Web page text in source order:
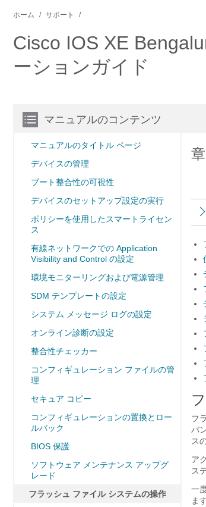
ホーム サポート
Cisco IOS XE
ーションガイド
マニュアルのコンテンツ
マニュアルのタイトル ページ
デバイスの管理
ブート整合性の可視性
デバイスのセットアップ設定の実行
ポリシーを使用したスマートライセン
ス
有線ネットワークでの Application
Visibility and Control の設定
環境モニターリングおよび電源管理
SDM テンプレートの設定
システム メッセージ ログの設定
オンライン診断の設定
整合性チェッカー
コンフィギュレーション ファイルの管
理
セキュア コピー
コンフィギュレーションの置換とロー
ルバック
BIOS 保護
ソフトウェア メンテナンス アップグ
レード
フラッシュ ファイル システムの操作
フ
バ
ス
ア
ス
一
ま